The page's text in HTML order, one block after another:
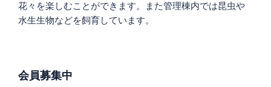
花々を楽しむことができます。また管理棟内では昆虫や
水生生物などを飼育しています。
会員募集中